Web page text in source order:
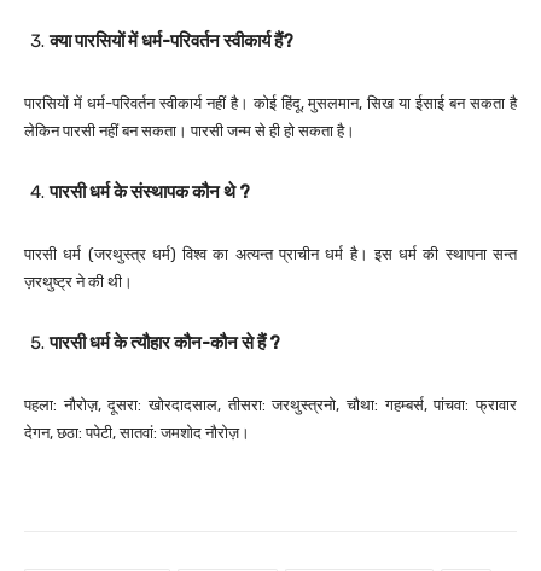
क्यापारसियों में धर्म-परिवर्तन स्वीकार्यहैं?
पारसियों में धर्म-परिवर्तन स्वीकार्य नहीं है। कोई हिंदू, मुसलमान, सिख या ईसाई बन सकता है
लेकिन पारसी नहीं बन सकता। पारसी जन्म से ही हो सकता है।
पारसी धर्म के संस्थापक कौन थे?
पारसी धर्म (जरथुस्त्र धर्म) विश्व का अत्यन्त प्राचीन धर्म है। इस धर्म की स्थापना सन्त
ज़रथुष्ट्र ने की थी।
पारसी धर्म के त्यौहारकौन-कौन से हैं?
पहला: नौरोज़, दूसरा: खोरदादसाल, तीसरा: जरथुस्त्रनो, चौथा: गहम्बर्स, पांचवा: फ्रावार
देगन, छठा: पपेटी, सातवां: जमशोद नौरोज़।